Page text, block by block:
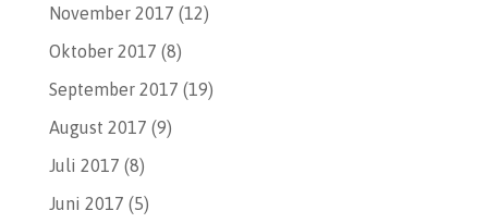
November 2017 (12)
Oktober 2017 (8)
September 2017 (19)
August 2017 (9)
Juli 2017 (8)
Juni 2017 (5)